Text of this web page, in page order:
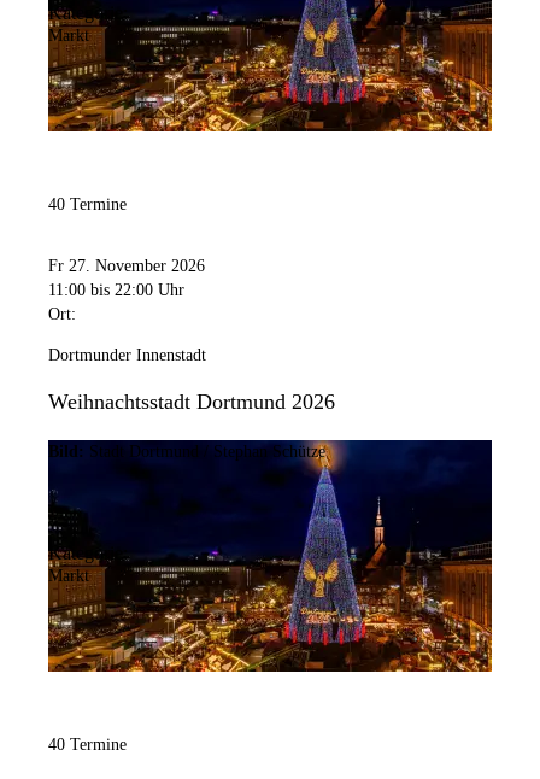
Kategorie:
Markt
40 Termine
Fr 27. November 2026
11:00 bis 22:00 Uhr
Ort:
Dortmunder Innenstadt
Weihnachtsstadt Dortmund 2026
Bild: Stadt Dortmund / Stephan Schütze
Kategorie:
Markt
40 Termine